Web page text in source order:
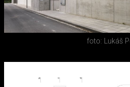
foto: Lukáš